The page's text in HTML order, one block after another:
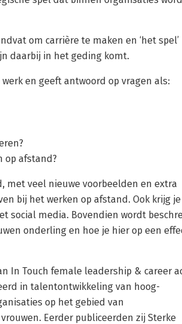
om carrière te maken en ‘het spel’
daarbij in het geding komt.
en geeft antwoord op vragen als:
op afstand?
met veel nieuwe voorbeelden en extra
bij het werken op afstand. Ook krijg je
social media. Bovendien wordt
onderling en hoe je hier op een
In Touch female leadership & career
in talentontwikkeling van hoog-
op het gebied van
Eerder publiceerden zij Sterke